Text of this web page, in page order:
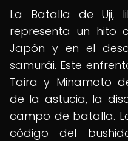
La Batalla de Uji,
representa un hito
Japón y en el
samurái. Este
Taira y Minamoto
de la astucia, la
campo de batalla.
código del